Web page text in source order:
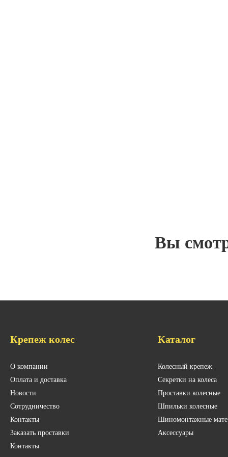
Вы
Крепеж колес
О компании
Оплата и доставка
Новости
Сотрудничество
Контакты
Заказать проставки
Контакты
Каталог
Колесный крепеж
Секретки на колеса
Проставки колесные
Шпильки колесные
Шиномонтажные
Аксессуары